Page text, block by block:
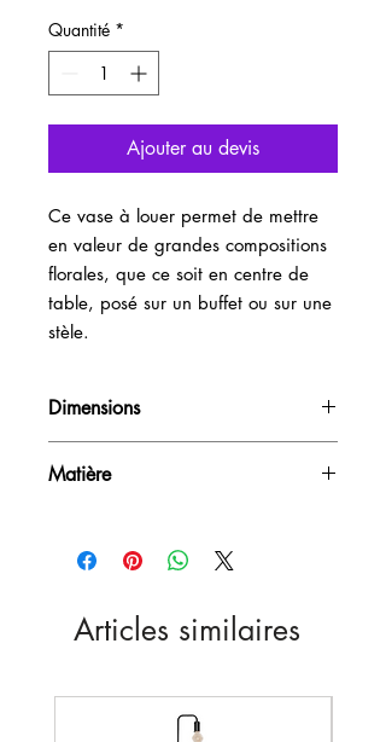
Quantité *
Ajouter au devis
Ce vase à louer permet de mettre
en valeur de grandes compositions
florales, que ce soit en centre de
table, posé sur un buffet ou sur une
stèle.
Dimensions
Matière
Articles similaires